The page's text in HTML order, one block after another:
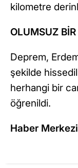
kilometre
OLUMSUZ
Deprem,
şekilde
herhangi bir
öğrenildi.
Haber Merkezi